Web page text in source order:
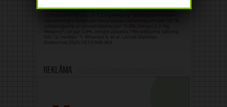
Reklāma